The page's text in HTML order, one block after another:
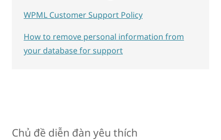
Chủ đề diễn đàn yêu thích
WPML Customer Support Policy
How to remove personal information from
your database for support